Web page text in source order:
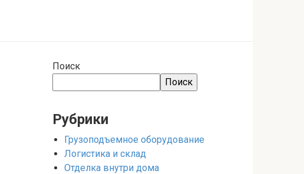
Поиск
Поиск
Рубрики
Грузоподъемное оборудование
Логистика и склад
Отделка внутри дома